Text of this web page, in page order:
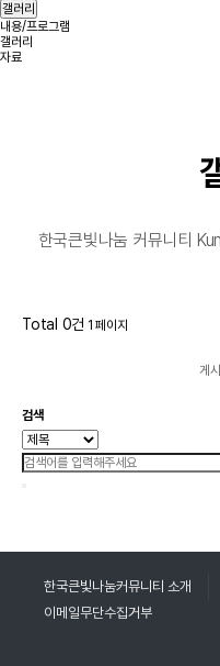
갤러리
내용/프로그램
갤러리
자료
한국큰빛나눔 커뮤니티
Total 0건 1 페이지
게
검색
한국큰빛나눔커뮤니티 소개
이메일무단수집거부